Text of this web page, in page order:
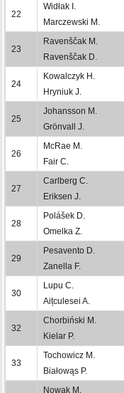
22
Widłak I.
Marczewski M.
23
Ravenščak M.
Ravenščak D.
24
Kowalczyk H.
Hryniuk J.
25
Johansson M.
Grönvall J.
26
McRae M.
Fair C.
27
Carlberg C.
Eriksen J.
28
Polášek D.
Omelka Z.
29
Pesavento D.
Zanella F.
30
Lupu C.
Aițculesei A.
32
Chorbiński M.
Kielar P.
33
Tochowicz M.
Białowąs P.
Nowak M.